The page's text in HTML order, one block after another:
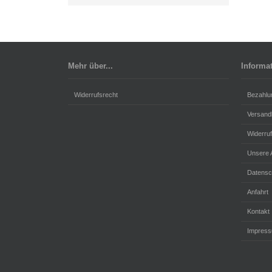
Mehr über...
Widerrufsrecht
Unsere
Anfahrt
Kontakt